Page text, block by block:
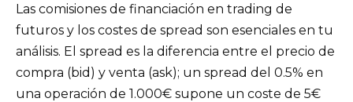
Las comisiones de financiación en trading de
futuros y los costes de spread son esenciales en tu
análisis. El spread es la diferencia entre el precio de
compra (bid) y venta (ask); un spread del 0.5% en
una operación de 1.000€ supone un coste de 5€